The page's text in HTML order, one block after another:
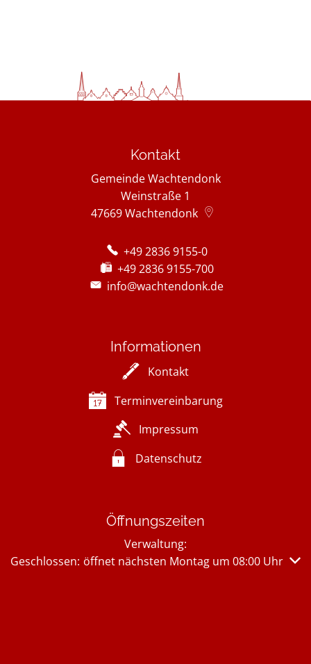
Kontakt
Gemeinde Wachtendonk
Weinstraße 1
47669Wachtendonk
+49 2836 9155-0
+49 2836 9155-700
info@wachtendonk.de
Informationen
Kontakt
Terminvereinbarung
Impressum
Datenschutz
Öffnungszeiten
Verwaltung:
Klicken, um weitere Öffnungs- oder Schließzeiten
Geschlossen: öffnet nächsten Montag um 08:00 Uhr